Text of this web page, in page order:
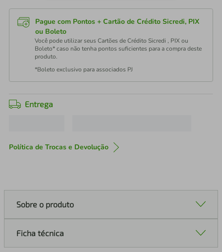
Pague com Pontos + Cartão de Crédito Sicredi, PIX
ou Boleto
Você pode utilizar seus Cartões de Crédito Sicredi , PIX ou
Boleto* caso não tenha pontos suficientes para a compra deste
produto.
*Boleto exclusivo para associados PJ
Entrega
Política de Trocas e Devolução
Sobre o produto
Ficha técnica